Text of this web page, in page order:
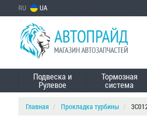
RU UA
Подвеска и
Рулевое
Тормозная
система
Главная Прокладка турбины